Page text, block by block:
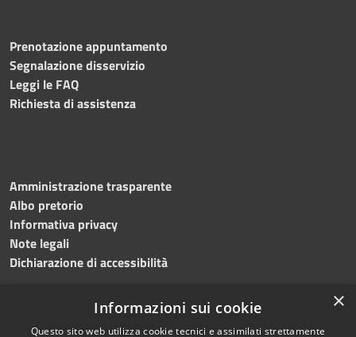
Prenotazione appuntamento
Segnalazione disservizio
Leggi le FAQ
Richiesta di assistenza
Amministrazione trasparente
Albo pretorio
Informativa privacy
Note legali
Dichiarazione di accessibilità
×
Informazioni sui cookie
Questo sito web utilizza cookie tecnici e assimilati strettamente